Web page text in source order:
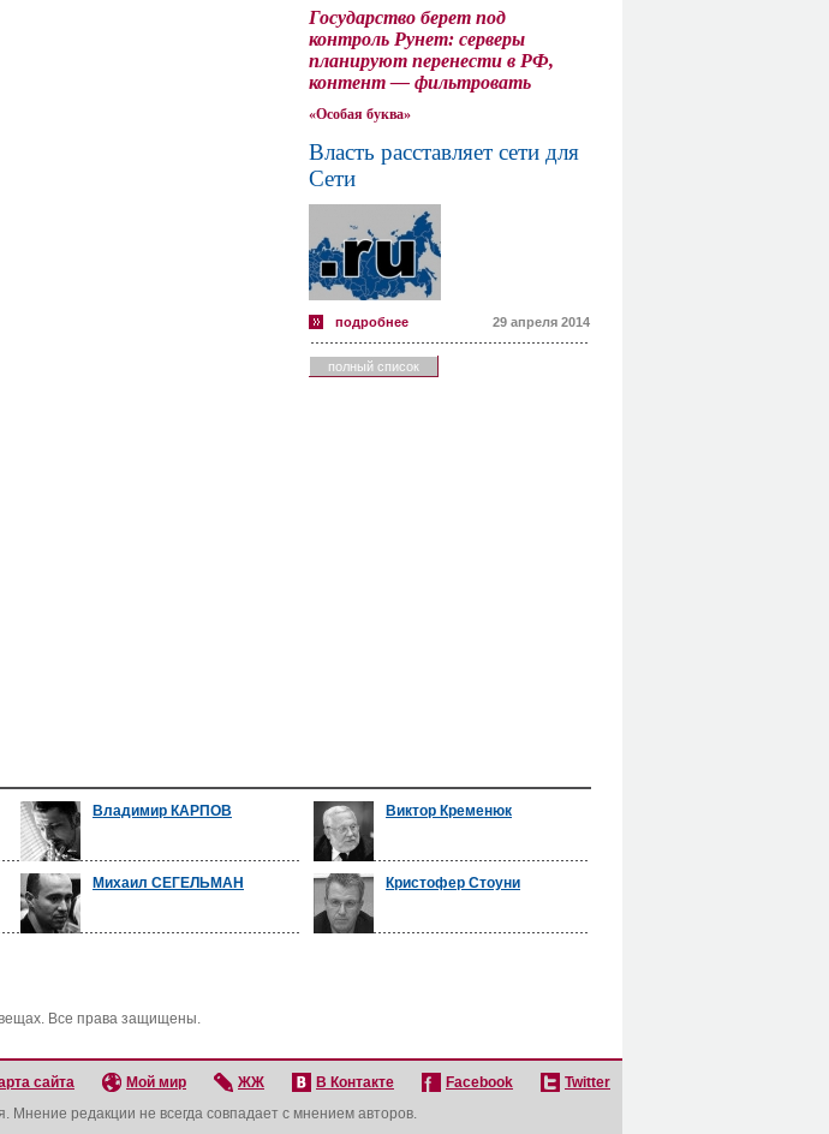
Государство берет под
контроль Рунет: серверы
планируют перенести в РФ,
контент — фильтровать
«Особая буква»
Власть расставляет сети для
Сети
подробнее 29 апреля 2014
полный список
Владимир КАРПОВ Виктор Кременюк
Михаил СЕГЕЛЬМАН Кристофер Стоуни
Все права защищены.
сайта Мой мир ЖЖ В Контакте Facebook
Twitter
Мнение редакции не всегда совпадает с мнением авторов.